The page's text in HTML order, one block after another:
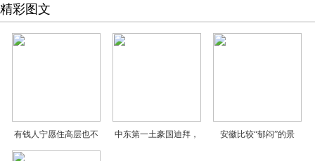
精彩图文
有钱人宁愿住高层也不 中东第一土豪国迪拜， 安徽比较“郁闷”的景